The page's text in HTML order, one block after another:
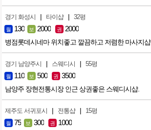
경기 화성시 | 타이샵 | 32평
월 130 보 2000 권 2000
병점롯데시네마 위치좋고 깔끔하고 저렴한 마사지샵
경기 남양주시 | 스웨디시 | 55평
월 110 보 500 권 3500
남양주 장현전통시장 인근 상권좋은 스웨디시샵.
제주도 서귀포시 | 전통샵 | 15평
월 75 보 300 권 1000